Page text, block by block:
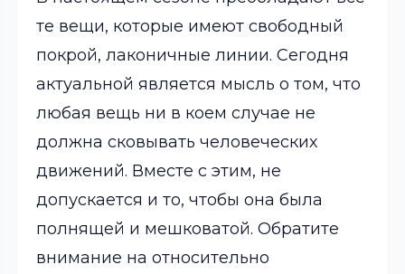
те вещи, которые имеют свободный
покрой, лаконичные линии. Сегодня
актуальной является мысль о том, что
любая вещь ни в коем случае не
должна сковывать человеческих
движений. Вместе с этим, не
допускается и то, чтобы она была
полнящей и мешковатой. Обратите
внимание на относительно